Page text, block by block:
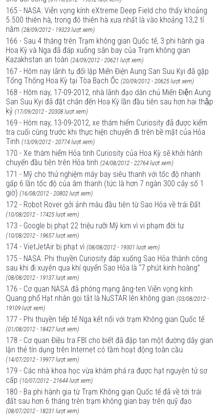
165 - NASA: Viễn vọng kính eXtreme Deep Field cho thấy khoảng
5.500 thiên hà, trong đó thiên hà xưa nhất là vào khoảng 13,2 tỉ
năm (28/09/2012 - 19323 lượt xem)
166 - Sau 4 tháng trên Trạm không gian Quốc tế, 3 phi hành gia
Hoa Kỳ và Nga đã đáp xuống sân bay của Trạm không gian
Kazakhstan an toàn (24/09/2012 - 20621 lượt xem)
167 - Hôm nay lãnh tụ đối lập Miến Điện Aung San Suu Kyi đã gặp
Tổng Thống Hoa Kỳ tại Tòa Bạch Ốc (20/09/2012 - 20625 lượt xem)
168 - Hôm nay, 17-09-2012, nhà lãnh đạo dân chủ Miến Điện Aung
San Suu Kyi đã đặt chân đến Hoa Kỳ lần đầu tiên sau hơn hai thập
kỷ (17/09/2012 - 20308 lượt xem)
169 - Hôm nay, 13-09-2012, xe thám hiểm Curiosity đã được kiểm
tra cuối cùng trước khi thực hiện chuyến đi trên bề mặt của Hỏa
Tinh (13/09/2012 - 20774 lượt xem)
170 - Xe thám hiểm Hỏa tinh Curiosity của Hoa Kỳ sẽ khởi hành
chuyến đầu tiên trên Hỏa tinh (24/08/2012 - 22764 lượt xem)
171 - Mỹ cho thử nghiệm máy bay siêu thanh với tốc độ nhanh
gấp 6 lần tốc độ của âm thanh (tức là hơn 7 ngàn 300 cây số 1
giờ) (16/08/2012 - 20802 lượt xem)
172 - Robot Rover gởi ảnh màu đầu tiên từ Sao Hỏa về trái Đất
(10/08/2012 - 17425 lượt xem)
173 - Google bị phạt 22 triệu rưỡi Mỹ kim vì vi phạm đời tư
(10/08/2012 - 19657 lượt xem)
174 - VietJetAir bị phạt vì (08/08/2012 - 19301 lượt xem)
175 - NASA: Phi thuyền Curiosity đáp xuống Sao Hỏa thành công
sau khi đi xuyên qua khí quyển Sao Hỏa là “7 phút kinh hoàng”
(08/08/2012 - 19137 lượt xem)
176 - Cơ quan NASA đã phóng mạng ăng-ten Viễn vọng kính
Quang phổ Hạt nhân gọi tắt là NuSTAR lên không gian (03/08/2012 -
19109 lượt xem)
177 - Phi thuyền tiếp tế Nga kết nối với trạm Không gian Quốc tế
(01/08/2012 - 18427 lượt xem)
178 - Cơ quan Điều tra FBI cho biết đã đập tan một đường dây gian
lận thẻ tín dụng trên Internet có tầm hoạt động toàn cầu
(14/07/2012 - 19977 lượt xem)
179 - Các nhà khoa học vừa khám phá ra được hạt nguyên tử sơ
cấp (10/07/2012 - 21644 lượt xem)
180 - Ba phi hành gia từ Trạm Không gian Quốc tế đã về tới trái
đất sau hơn 6 tháng trên trạm không gian bay trên quỹ đạo
(08/07/2012 - 18231 lượt xem)